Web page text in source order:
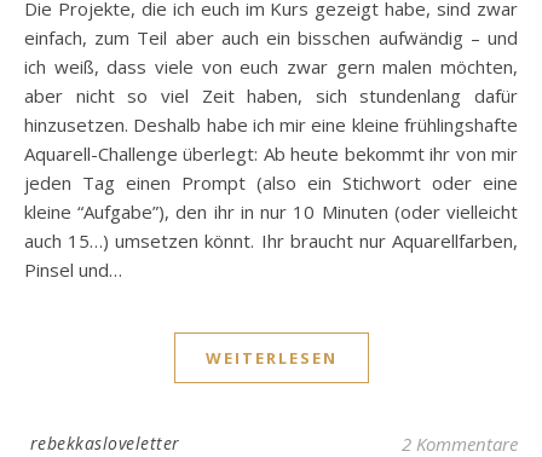
Die Projekte, die ich euch im Kurs gezeigt habe, sind zwar
einfach, zum Teil aber auch ein bisschen aufwändig – und
ich weiß, dass viele von euch zwar gern malen möchten,
aber nicht so viel Zeit haben, sich stundenlang dafür
hinzusetzen. Deshalb habe ich mir eine kleine frühlingshafte
Aquarell-Challenge überlegt: Ab heute bekommt ihr von mir
jeden Tag einen Prompt (also ein Stichwort oder eine
kleine “Aufgabe”), den ihr in nur 10 Minuten (oder vielleicht
auch 15…) umsetzen könnt. Ihr braucht nur Aquarellfarben,
Pinsel und…
WEITERLESEN
rebekkasloveletter 2 Kommentare